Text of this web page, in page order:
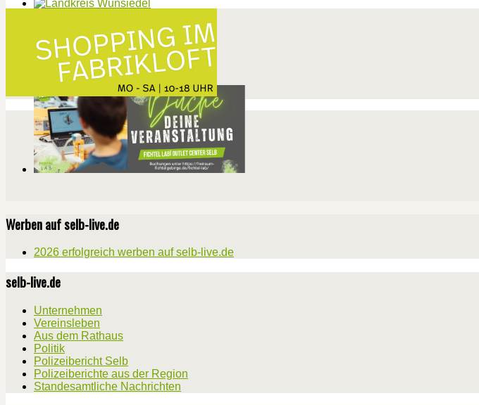
Werben auf selb-live.de
2026 erfolgreich werben auf selb-live.de
selb-live.de
Unternehmen
Vereinsleben
Aus dem Rathaus
Politik
Polizeibericht Selb
Polizeiberichte aus der Region
Standesamtliche Nachrichten